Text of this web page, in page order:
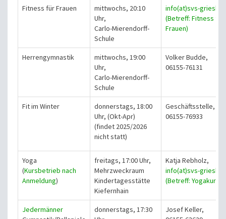
Fitness für Frauen
mittwochs, 20:10
Uhr,
Carlo-Mierendorff-
Schule
info(at)svs-
(Betreff: Fitness für
Frauen)
Herrengymnastik
mittwochs, 19:00
Uhr,
Carlo-Mierendorff-
Schule
Volker Budde,
06155-76131
Fit im Winter
donnerstags, 18:00
Uhr, (Okt-Apr)
(findet 2025/2026
nicht statt)
Geschäftsstelle,
06155-76933
Yoga
(Kursbetrieb nach
Anmeldung)
freitags, 17:00 Uhr,
Mehrzweckraum
Kindertagesstätte
Kiefernhain
Katja Rebholz,
info(at)svs-
(Betreff: Yogakurs)
Jedermänner
donnerstags, 17:30
Josef Keller,